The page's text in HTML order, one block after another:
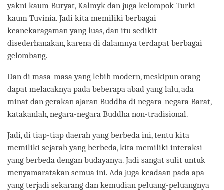
yakni kaum Buryat, Kalmyk dan juga kelompok Turki –
kaum Tuvinia. Jadi kita memiliki berbagai
keanekaragaman yang luas, dan itu sedikit
disederhanakan, karena di dalamnya terdapat berbagai
gelombang.
Dan di masa-masa yang lebih modern, meskipun orang
dapat melacaknya pada beberapa abad yang lalu, ada
minat dan gerakan ajaran Buddha di negara-negara Barat,
katakanlah, negara-negara Buddha non-tradisional.
Jadi, di tiap-tiap daerah yang berbeda ini, tentu kita
memiliki sejarah yang berbeda, kita memiliki interaksi
yang berbeda dengan budayanya. Jadi sangat sulit untuk
menyamaratakan semua ini. Ada juga keadaan pada apa
yang terjadi sekarang dan kemudian peluang-peluangnya